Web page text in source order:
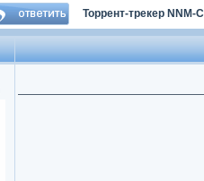
Торрент-трекер NNM-